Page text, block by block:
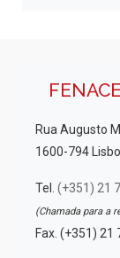
Rua Augusto
1600-794
Tel. (+351) 21
(Chamada para a
Fax. (+351) 21